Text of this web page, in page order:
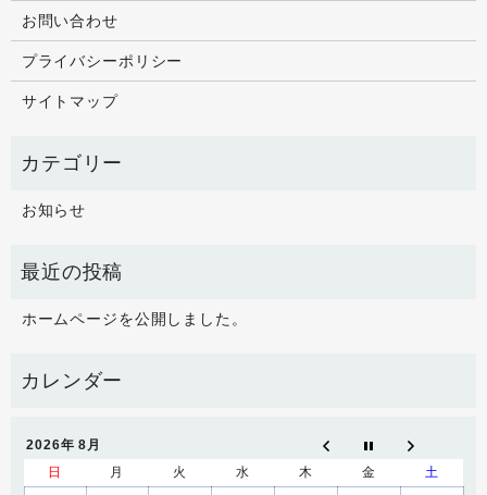
お問い合わせ
プライバシーポリシー
サイトマップ
お知らせ
ホームページを公開しました。
2026年 8月
日
月 火 水 木 金
土